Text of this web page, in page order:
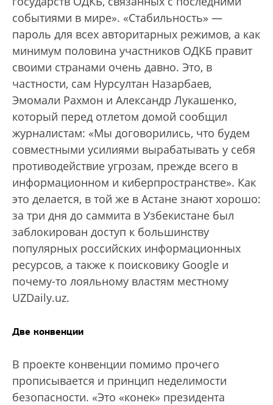
событиями в мире». «Стабильность» —
пароль для всех авторитарных режимов, а как
минимум половина участников ОДКБ правит
своими странами очень давно. Это, в
частности, сам Нурсултан Назарбаев,
Эмомали Рахмон и Александр Лукашенко,
который перед отлетом домой сообщил
журналистам: «Мы договорились, что будем
совместными усилиями вырабатывать у себя
противодействие угрозам, прежде всего в
информационном и киберпространстве». Как
это делается, в той же в Астане знают хорошо:
за три дня до саммита в Узбекистане был
заблокирован доступ к большинству
популярных российских информационных
ресурсов, а также к поисковику Google и
почему-то лояльному властям местному
UZDaily.uz.
Две конвенции
В проекте конвенции помимо прочего
прописывается и принцип неделимости
безопасности. «Это «конек» президента